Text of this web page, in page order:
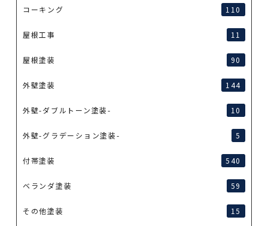
コーキング 110
屋根工事 11
屋根塗装 90
外壁塗装 144
外壁-ダブルトーン塗装- 10
外壁-グラデーション塗装- 5
付帯塗装 540
ベランダ塗装 59
その他塗装 15